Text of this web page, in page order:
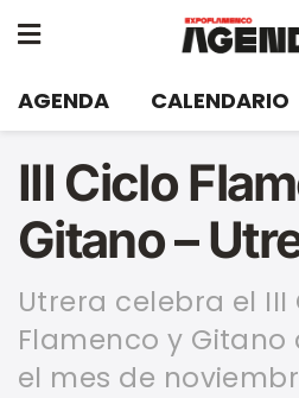
AGENDA CALENDARIO
III Ciclo
Gitano –
Utrera celebra el III
Flamenco y
el mes de